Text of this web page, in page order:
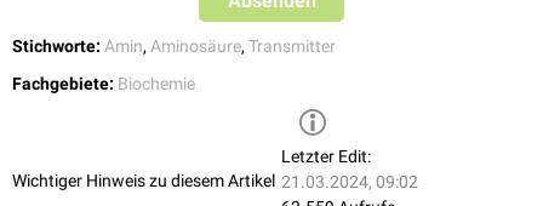
Stichworte: Amin, Aminosäure, Transmitter
Fachgebiete: Biochemie
Wichtiger Hinweis zu diesem Artikel
Letzter Edit:
21.03.2024, 09:02